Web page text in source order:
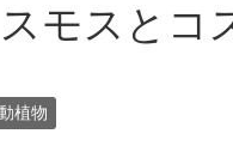
モスとコ
植物